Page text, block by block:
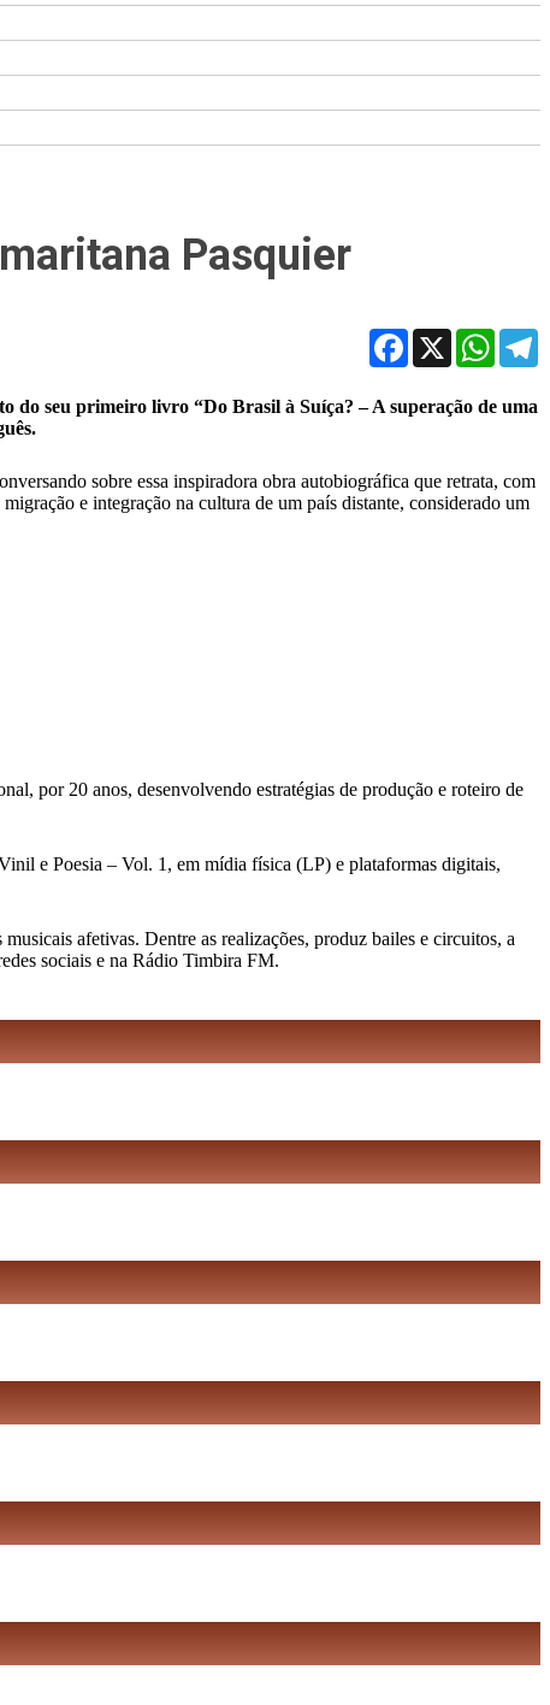
Pasquier
Facebook
X
do seu primeiro livro “Do Brasil à Suíça? – A superação de uma
sobre essa inspiradora obra autobiográfica que retrata, com
e integração na cultura de um país distante, considerado um
por 20 anos, desenvolvendo estratégias de produção e roteiro de
e Poesia – Vol. 1, em mídia física (LP) e plataformas digitais,
afetivas. Dentre as realizações, produz bailes e circuitos, a
sociais e na Rádio Timbira FM.